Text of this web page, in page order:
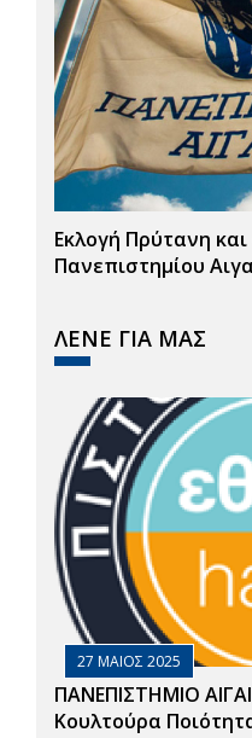
Εκλογή Πρύτανη
Πανεπιστημίου
ΛΕΝΕ ΓΙΑ ΜΑΣ
27 ΜΑΙΟΣ 2025
ΠΑΝΕΠΙΣΤΗΜΙΟ
Κουλτούρα